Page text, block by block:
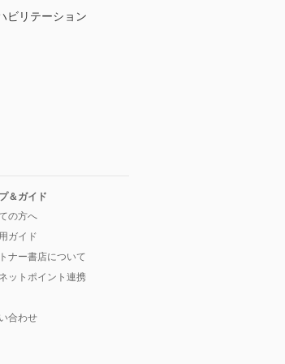
ビリテーション
＆ガイド
の方へ
ガイド
ナー書店について
ットポイント連携
合わせ